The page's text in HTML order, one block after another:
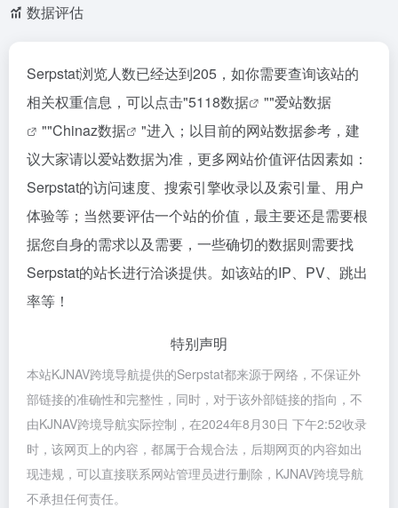
数据评估
Serpstat浏览人数已经达到205，如你需要查询该站的
相关权重信息，可以点击"5118数据 ""爱站数据
""Chinaz数据
"进入；以目前的网站数据参考，建
议大家请以爱站数据为准，更多网站价值评估因素如：
Serpstat的访问速度、搜索引擎收录以及索引量、用户
体验等；当然要评估一个站的价值，最主要还是需要根
据您自身的需求以及需要，一些确切的数据则需要找
Serpstat的站长进行洽谈提供。如该站的IP、PV、跳出
率等！
特别声明
本站KJNAV跨境导航提供的Serpstat都来源于网络，不保证外
部链接的准确性和完整性，同时，对于该外部链接的指向，不
由KJNAV跨境导航实际控制，在2024年8月30日 下午2:52收录
时，该网页上的内容，都属于合规合法，后期网页的内容如出
现违规，可以直接联系网站管理员进行删除，KJNAV跨境导航
不承担任何责任。